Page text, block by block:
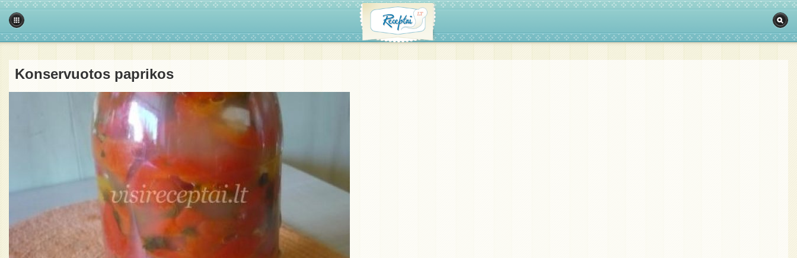
Konservuotos paprikos